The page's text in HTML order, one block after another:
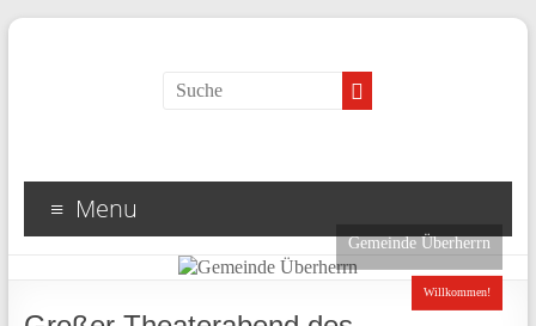
Menu
Gemeinde Überherrn
Willkommen!